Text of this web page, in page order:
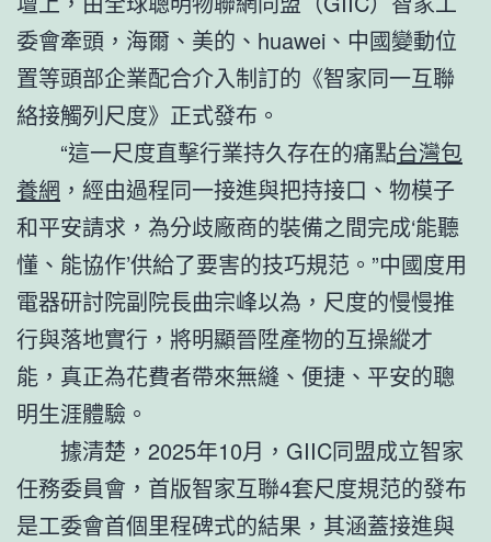
委會牽頭，海爾、美的、huawei、中國變動位
置等頭部企業配合介入制訂的《智家同一互聯
絡接觸列尺度》正式發布。
“這一尺度直擊行業持久存在的痛點台灣包
養網 ，經由過程同一接進與把持接口、物模子
和平安請求，為分歧廠商的裝備之間完成‘能聽
懂、能協作’供給了要害的技巧規范。”中國度用
電器研討院副院長曲宗峰以為，尺度的慢慢推
行與落地實行，將明顯晉陞產物的互操縱才
能，真正為花費者帶來無縫、便捷、平安的聰
明生涯體驗。
據清楚，2025年10月，GIIC同盟成立智家
任務委員會，首版智家互聯4套尺度規范的發布
是工委會首個里程碑式的結果，其涵蓋接進與